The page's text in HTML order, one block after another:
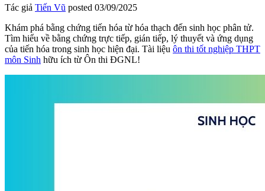
Tác giả Tiến Vũ posted 03/09/2025
Khám phá bằng chứng tiến hóa từ hóa thạch đến sinh học phân tử.
Tìm hiểu về bằng chứng trực tiếp, gián tiếp, lý thuyết và ứng dụng
của tiến hóa trong sinh học hiện đại. Tài liệu ôn thi tốt nghiệp THPT
môn Sinh hữu ích từ Ôn thi ĐGNL!